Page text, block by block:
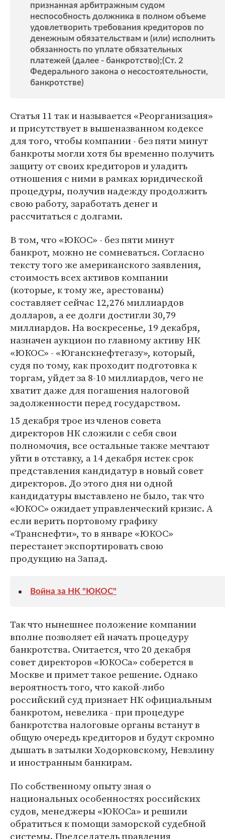
признанная арбитражным судом
неспособность должника в полном объеме
удовлетворить требования кредиторов по
денежным обязательствам и (или) исполнить
обязанность по уплате обязательных
платежей (далее - банкротство);(Ст. 2
Федерального закона о несостоятельности,
банкротстве)
Статья 11 так и называется «Реорганизация»
и присутствует в вышеназванном кодексе
для того, чтобы компании - без пяти минут
банкроты могли хотя бы временно получить
защиту от своих кредиторов и уладить
отношения с ними в рамках юридической
процедуры, получив надежду продолжить
свою работу, заработать денег и
рассчитаться с долгами.
В том, что «ЮКОС» - без пяти минут
банкрот, можно не сомневаться. Согласно
тексту того же американского заявления,
стоимость всех активов компании
(которые, к тому же, арестованы)
составляет сейчас 12,276 миллиардов
долларов, а ее долги достигли 30,79
миллиардов. На воскресенье, 19 декабря,
назначен аукцион по главному активу НК
«ЮКОС» - «Юганскнефтегазу», который,
судя по тому, как проходит подготовка к
торгам, уйдет за 8-10 миллиардов, чего не
хватит даже для погашения налоговой
задолженности перед государством.
15 декабря трое из членов совета
директоров НК сложили с себя свои
полномочия, все остальные также мечтают
уйти в отставку, а 14 декабря истек срок
представления кандидатур в новый совет
директоров. До этого дня ни одной
кандидатуры выставлено не было, так что
«ЮКОС» ожидает управленческий кризис. А
если верить портовому графику
«Транснефти», то в январе «ЮКОС»
перестанет экспортировать свою
продукцию на Запад.
Война за НК "ЮКОС"
Так что нынешнее положение компании
вполне позволяет ей начать процедуру
банкротства. Считается, что 20 декабря
совет директоров «ЮКОСа» соберется в
Москве и примет такое решение. Однако
вероятность того, что какой-либо
российский суд признает НК официальным
банкротом, невелика - при процедуре
банкротства налоговые органы встанут в
общую очередь кредиторов и будут скромно
дышать в затылки Ходорковскому, Невзлину
и иностранным банкирам.
По собственному опыту зная о
национальных особенностях российских
судов, менеджеры «ЮКОСа» и решили
обратиться к помощи заморской судебной
системы. Председатель правления